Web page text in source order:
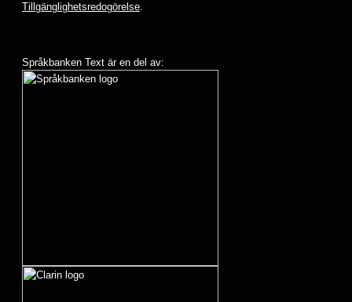
Tillgänglighetsredogörelse.
Språkbanken Text är en del av: